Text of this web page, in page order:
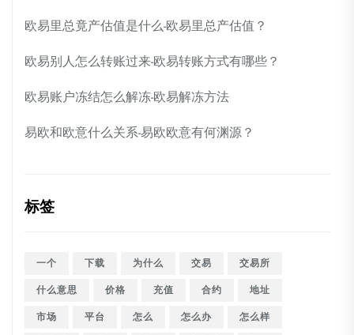
欧易里总竟产估值是什么-欧易里总产估值？
欧易别人怎么转账过来-欧易转账方式有哪些？
欧易账户冻结怎么解冻-欧易解冻方法
易欧和欧意什么关系-易欧欧意有何渊源？
标签
一个 下载 为什么 交易
交易所
什么意思
价格 充值 合约
地址
市场
平台 怎么 怎么办
怎么样